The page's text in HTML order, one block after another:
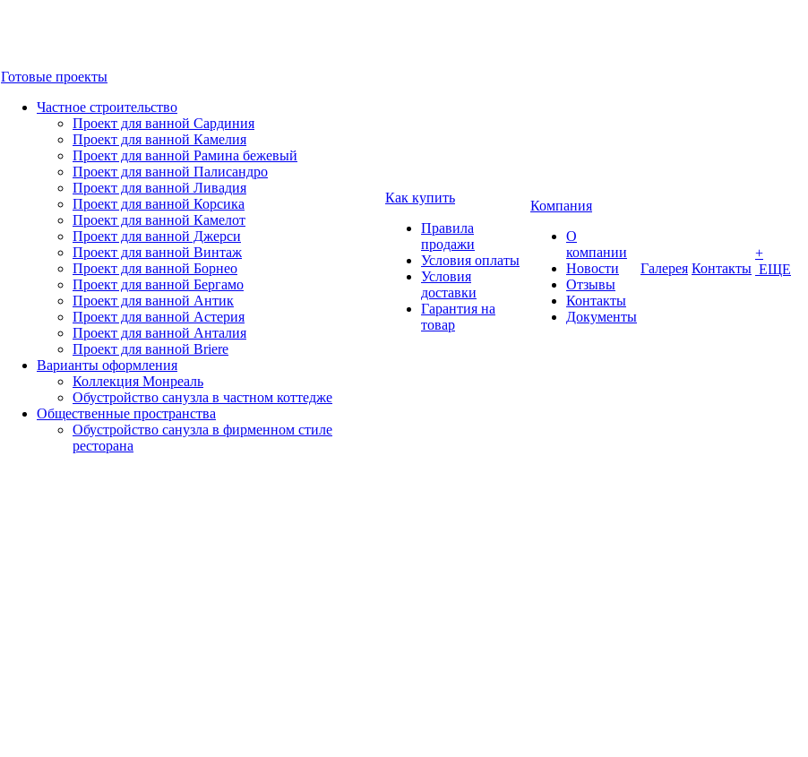
Готовые проекты
Частное строительство
Проект для ванной Сардиния
Проект для ванной Камелия
Проект для ванной Рамина бежевый
Проект для ванной Палисандро
Проект для ванной Ливадия
Проект для ванной Корсика
Проект для ванной Камелот
Проект для ванной Джерси
Проект для ванной Винтаж
Проект для ванной Борнео
Проект для ванной Бергамо
Проект для ванной Антик
Проект для ванной Астерия
Проект для ванной Анталия
Проект для ванной Briere
Варианты оформления
Коллекция Монреаль
Обустройство санузла в частном коттедже
Общественные пространства
Обустройство санузла в фирменном стиле
ресторана
Как купить
Правила
продажи
Условия оплаты
Условия
доставки
Гарантия на
товар
Компания
О
компании
Новости
Отзывы
Контакты
Документы
Галерея Контакты
+
ЕЩЕ